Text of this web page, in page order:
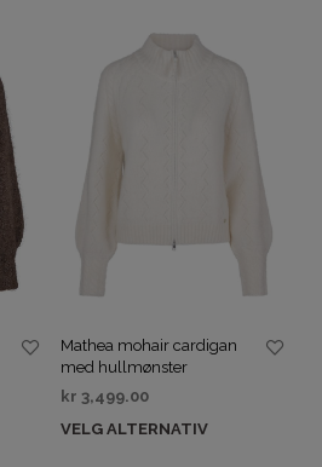
Mathea mohair cardigan
med hullmønster
kr 3,499.00
VELG ALTERNATIV